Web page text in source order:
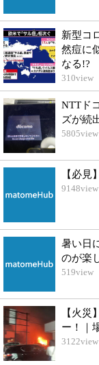
新型コ
然痘に
なる!?
310view
NTTド
ズが続
5805view
【必見
9148view
暑い日
のが楽
519view
【火
ー！｜
3122view